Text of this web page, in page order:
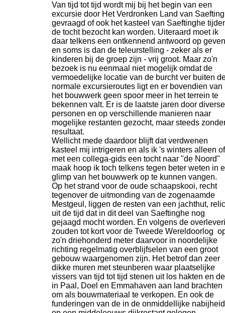
Van tijd tot tijd wordt mij bij het begin van een
excursie door Het Verdronken Land van
gevraagd of ook het kasteel van Saeftinghe
de tocht bezocht kan worden. Uiteraard moet ik
daar telkens een ontkennend antwoord op geven
en soms is dan de teleurstelling - zeker als er
kinderen bij de groep zijn - vrij groot. Maar zo'n
bezoek is nu eenmaal niet mogelijk omdat de
vermoedelijke locatie van de burcht ver buiten
normale excursieroutes ligt en er bovendien van
het bouwwerk geen spoor meer in het terrein te
bekennen valt. Er is de laatste jaren door diverse
personen en op verschillende manieren naar
mogelijke restanten gezocht, maar steeds
resultaat.
Wellicht mede daardoor blijft dat verdwenen
kasteel mij intrigeren en als ik 's winters alleen of
met een collega-gids een tocht naar "de Noord"
maak hoop ik toch telkens tegen beter weten in
glimp van het bouwwerk op te kunnen vangen.
Op het strand voor de oude schaapskooi, recht
tegenover de uitmonding van de zogenaamde
Mestgeul, liggen de resten van een jachthut,
uit de tijd dat in dit deel van Saeftinghe nog
gejaagd mocht worden. En volgens de
zouden tot kort voor de Tweede Wereldoorlog
zo'n driehonderd meter daarvoor in noordelijke
richting regelmatig overblijfselen van een groot
gebouw waargenomen zijn. Het betrof dan zeer
dikke muren met steunberen waar plaatselijke
vissers van tijd tot tijd stenen uit los hakten en
in Paal, Doel en Emmahaven aan land brachten
om als bouwmateriaal te verkopen. En ook de
funderingen van de in de onmiddellijke nabijheid